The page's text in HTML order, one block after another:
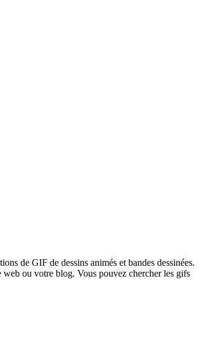
de GIF de dessins animés et bandes dessinées.
web ou votre blog. Vous pouvez chercher les gifs